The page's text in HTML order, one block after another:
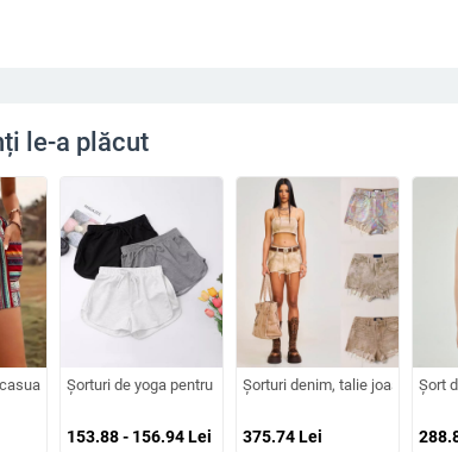
le-a plăcut
de vară transfrontalieri 2024, stil etnic Amazon, cu dungi
Șorturi de yoga pentru femei – Poliester/Spandex,
153.88 - 156.94Lei
Șorturi denim, talie joasă,
375.74Lei
Șort